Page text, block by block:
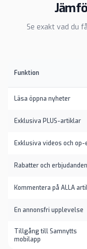
Se exakt vad du
Funktion
Läsa öppna nyheter
Exklusiva PLUS-artiklar
Exklusiva videos och op-
Rabatter och erbjudanden
Kommentera på ALLA
En annonsfri upplevelse
Tillgång till Samnytts
mobilapp